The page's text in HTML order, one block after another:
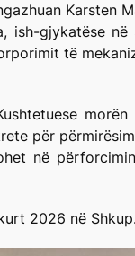
Karsten
ish-gjykatëse
të
për
në
2026 në